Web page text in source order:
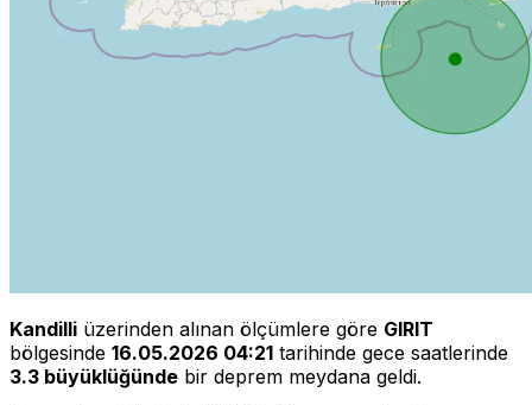
Kandilli üzerinden alınan ölçümlere göre GIRIT
bölgesinde 16.05.2026 04:21 tarihinde gece saatlerinde
3.3 büyüklüğünde bir deprem meydana geldi.